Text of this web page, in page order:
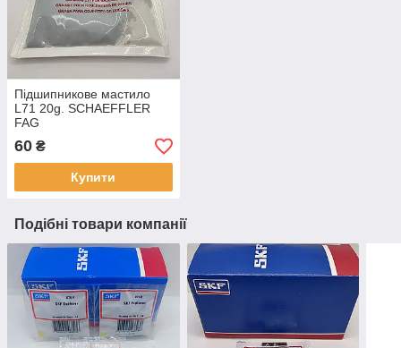
Підшипникове мастило
L71 20g. SCHAEFFLER
FAG
60 ₴
Купити
Подібні товари компанії